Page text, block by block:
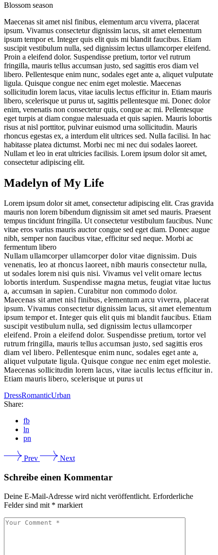
Blossom season
Maecenas sit amet nisl finibus, elementum arcu viverra, placerat
ipsum. Vivamus consectetur dignissim lacus, sit amet elementum
ipsum tempor et. Integer quis elit quis mi blandit faucibus. Etiam
suscipit vestibulum nulla, sed dignissim lectus ullamcorper eleifend.
Proin a eleifend dolor. Suspendisse pretium, tortor vel rutrum
fringilla, mauris tellus accumsan justo, sed sagittis eros diam vel
libero. Pellentesque enim nunc, sodales eget ante a, aliquet vulputate
ligula. Quisque congue nec enim eget molestie. Maecenas
sollicitudin lorem lacus, vitae iaculis lectus efficitur in. Etiam mauris
libero, scelerisque ut purus ut, sagittis pellentesque mi. Donec dolor
enim, venenatis non consectetur quis, congue ac mi. Pellentesque
eget turpis at diam congue malesuada et quis sapien. Mauris lobortis
risus at nisl porttitor, pulvinar euismod urna sollicitudin. Mauris
rhoncus egestas ex, a interdum elit ultrices sed. Nulla facilisi. In hac
habitasse platea dictumst. Morbi nec mi nec dui sodales laoreet.
Nullam et leo in erat ultricies facilisis. Lorem ipsum dolor sit amet,
consectetur adipiscing elit.
Madelyn of My Life
Lorem ipsum dolor sit amet, consectetur adipiscing elit. Cras gravida
mauris non lorem bibendum dignissim sit amet sed mauris. Praesent
tempus tincidunt fringilla. Ut consectetur vestibulum faucibus. Nunc
vitae eros varius mauris auctor congue sed eget diam. Donec augue
nibh, semper non faucibus vitae, efficitur sed neque. Morbi ac
fermentum libero
Nullam ullamcorper ullamcorper dolor vitae dignissim. Duis
venenatis, leo at rhoncus laoreet, nibh mauris consectetur nulla,
ut sodales lorem nisi quis nisi. Vivamus vel velit ornare lectus
lobortis interdum. Suspendisse magna metus, feugiat vitae luctus
a, accumsan in sapien. Curabitur non commodo dolor.
Maecenas sit amet nisl finibus, elementum arcu viverra, placerat
ipsum. Vivamus consectetur dignissim lacus, sit amet elementum
ipsum tempor et. Integer quis elit quis mi blandit faucibus. Etiam
suscipit vestibulum nulla, sed dignissim lectus ullamcorper
eleifend. Proin a eleifend dolor. Suspendisse pretium, tortor vel
rutrum fringilla, mauris tellus accumsan justo, sed sagittis eros
diam vel libero. Pellentesque enim nunc, sodales eget ante a,
aliquet vulputate ligula. Quisque congue nec enim eget molestie.
Maecenas sollicitudin lorem lacus, vitae iaculis lectus efficitur in.
Etiam mauris libero, scelerisque ut purus ut
DressRomanticUrban
Share:
fb
ln
pn
Prev Next
Schreibe einen Kommentar
Deine E-Mail-Adresse wird nicht veröffentlicht. Erforderliche
Felder sind mit * markiert